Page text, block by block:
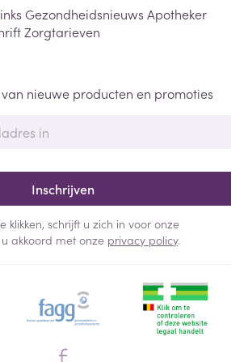
Gezondheidsnieuws Apotheker
Zorgtarieven
nieuwe producten en promoties
Inschrijven
klikken, schrijft u zich in voor onze
akkoord met onze privacy policy.